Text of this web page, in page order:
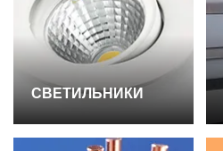
СВЕТИЛЬНИКИ